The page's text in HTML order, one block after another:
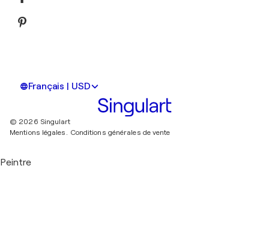
Français | USD
© 2026 Singulart
Mentions légales. Conditions générales de vente
Peintre